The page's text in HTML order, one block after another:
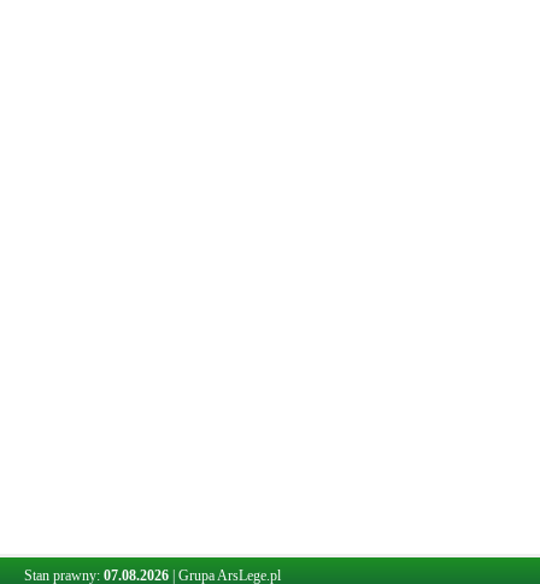
Stan prawny: 07.08.2026 Grupa ArsLege.pl